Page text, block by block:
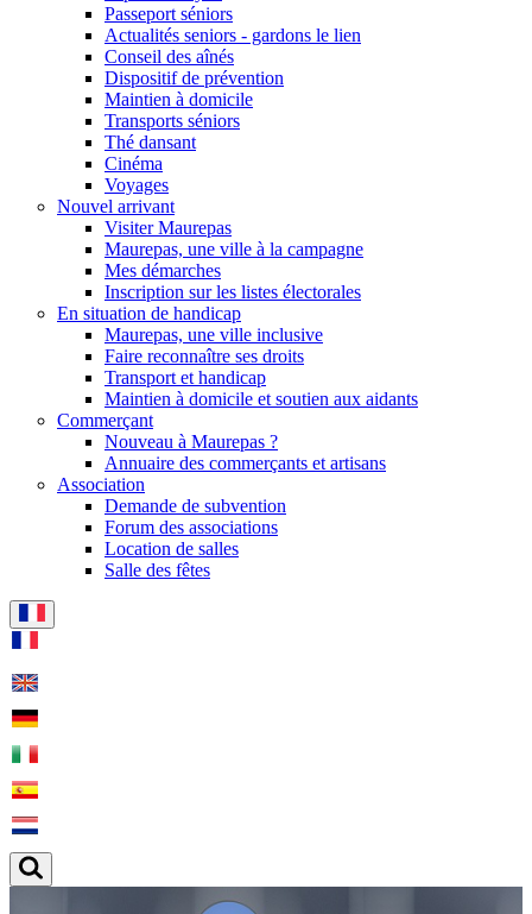
Passeport séniors
Actualités seniors - gardons le lien
Conseil des aînés
Dispositif de prévention
Maintien à domicile
Transports séniors
Thé dansant
Cinéma
Voyages
Nouvel arrivant
Visiter Maurepas
Maurepas, une ville à la campagne
Mes démarches
Inscription sur les listes électorales
En situation de handicap
Maurepas, une ville inclusive
Faire reconnaître ses droits
Transport et handicap
Maintien à domicile et soutien aux aidants
Commerçant
Nouveau à Maurepas ?
Annuaire des commerçants et artisans
Association
Demande de subvention
Forum des associations
Location de salles
Salle des fêtes